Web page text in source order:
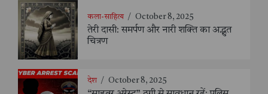
कला-साहित्य / October 8, 2025
तेरी दासी: समर्पण और नारी शक्ति का अद्भुत
चित्रण
देश / October 8, 2025